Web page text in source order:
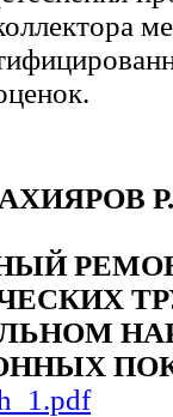
АХИЯРОВ